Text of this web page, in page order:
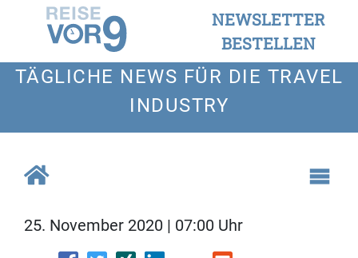
NEWSLETTER
BESTELLEN
TÄGLICHE NEWS FÜR DIE TRAVEL
INDUSTRY
25. November 2020 | 07:00 Uhr